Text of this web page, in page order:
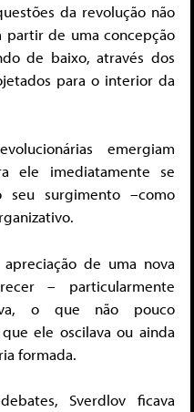
da revolução não
partir de uma concepção
de baixo, através dos
para o interior da
emergiam
ele imediatamente se
seu surgimento –como
de uma nova
– particularmente
o que não pouco
ele oscilava ou ainda
formada.
Sverdlov ficava